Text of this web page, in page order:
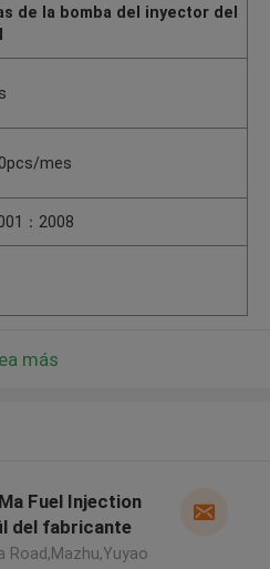
de la bomba del inyector del
mes
：2008
más
Fuel Injection
del fabricante
Road,Mazhu,Yuyao